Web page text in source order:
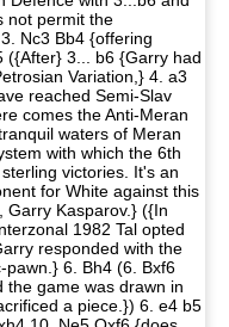
not permit the
Nc3 Bb4 {offering
({After} 3... b6 {Garry had
Variation,} 4. a3
reached Semi-Slav
comes the Anti-Meran
waters of Meran
with which the 6th
victories. It's an
for White against this
Garry Kasparov.} ({In
1982 Tal opted
responded with the
pawn.} 6. Bh4 (6. Bxf6
the game was drawn in
a piece.}) 6. e4 b5